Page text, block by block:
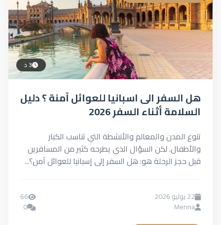
3 د
هل السفر الى اسبانيا للعوائل آمنة ؟ دليل
السلامة أثناء السفر 2026
تنوع المدن والمعالم والأنشطة التي تناسب الكبار
والأطفال. لكن السؤال الذي يطرحه كثير من المسافرين
قبل حجز الرحلة هو: هل السفر إلى إسبانيا للعوائل آمن؟...
22 يوليو 2026
Menna
66
0